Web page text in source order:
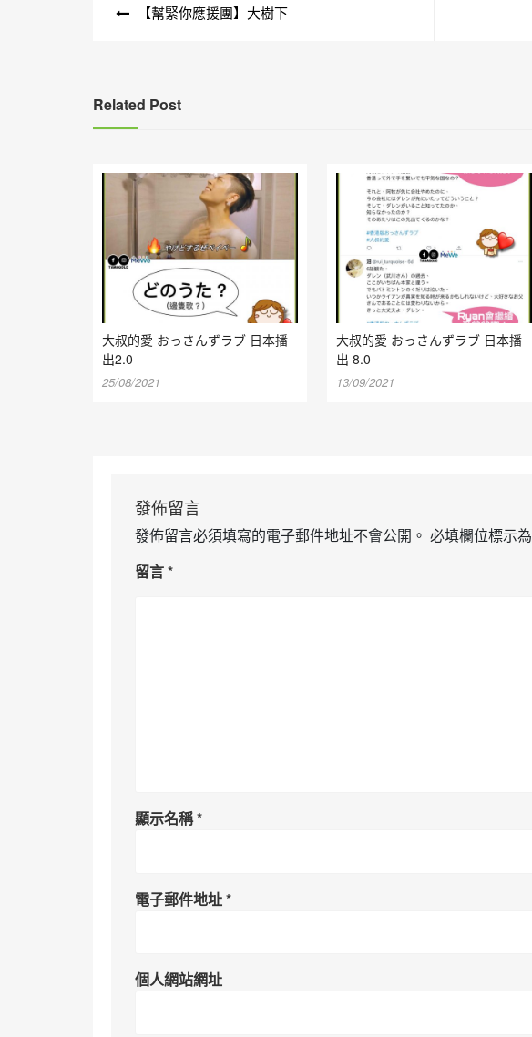
【幫緊你應援團】大樹下
Related Post
大叔的愛 おっさんずラブ 日本播
出2.0
25/08/2021
大叔的愛 おっさんずラブ 日本播
出 8.0
13/09/2021
發佈留言
發佈留言必須填寫的電子郵件地址不會公開。 必填欄位標示為
留言*
顯示名稱*
電子郵件地址*
個人網站網址